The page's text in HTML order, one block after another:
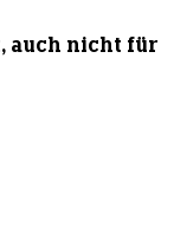
auch nicht für